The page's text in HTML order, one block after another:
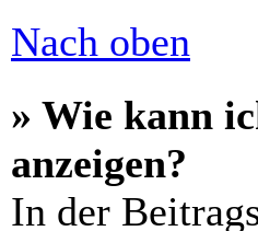
Nach oben
» Wie kann
anzeigen?
In der